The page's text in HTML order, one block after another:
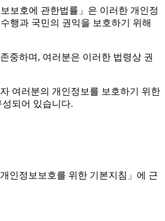
보호에 관한법률」은 이러한 개인정
행과 국민의 권익을 보호하기 위해
중하며, 여러분은 이러한 법령상 권
여러분의 개인정보를 보호하기 위한
되어 있습니다.
인정보보호를 위한 기본지침」에 근